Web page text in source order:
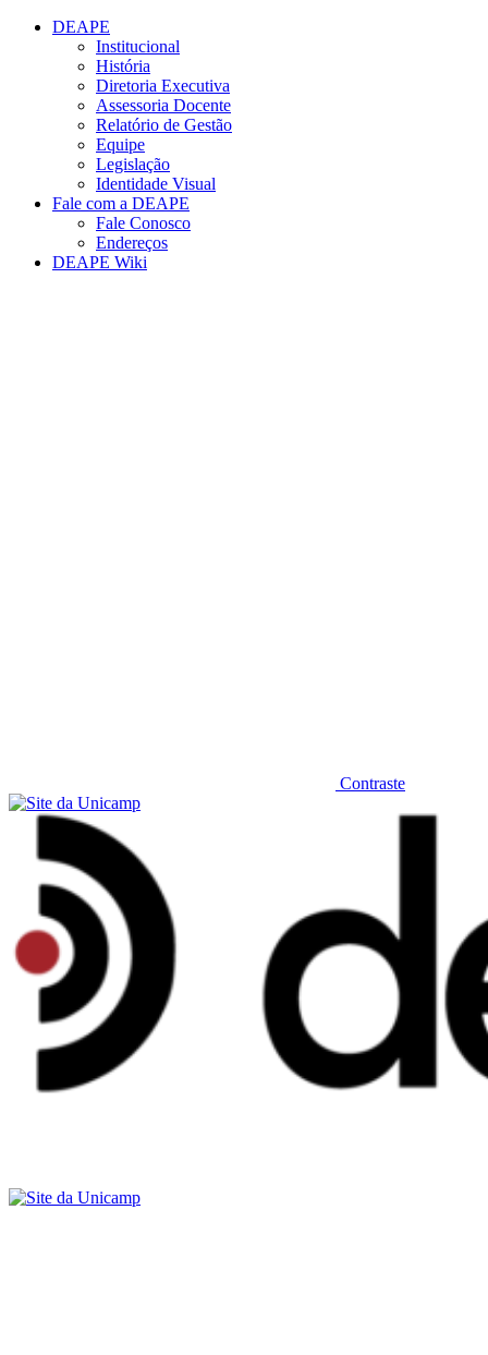
Conteúdo principal
DEAPE
Institucional
História
Diretoria Executiva
Assessoria Docente
Relatório de Gestão
Equipe
Legislação
Identidade Visual
Fale com a DEAPE
Fale Conosco
Endereços
DEAPE Wiki
Contraste